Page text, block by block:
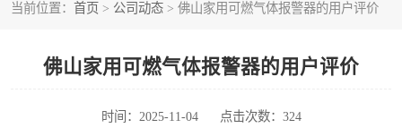
当前位置： 首页 > 公司动态 > 佛山家用可燃气体报警器的用户评价
佛山家用可燃气体报警器的用户评价
时间：2025-11-04 点击次数：324
水浸传感器
消防火灾自动报警系统